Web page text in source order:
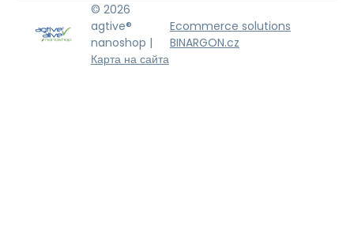
© 2026
agtive®
nanoshop |
Карта на сайта
Ecommerce solutions
BINARGON.cz